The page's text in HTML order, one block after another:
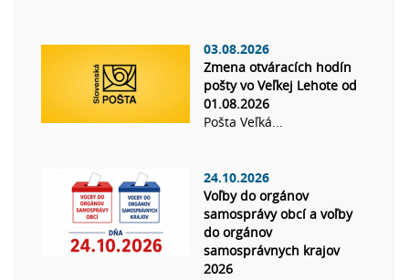
03.08.2026
Zmena otváracích hodín
pošty vo Veľkej Lehote od
01.08.2026
Pošta Veľká...
24.10.2026
Voľby do orgánov
samosprávy obcí a voľby
do orgánov
samosprávnych krajov
2026